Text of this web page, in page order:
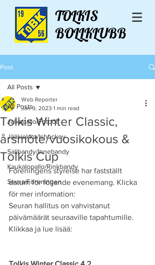
TOLKIS
BOLLKLUBB
Post
All Posts
Jalkapallo/Fotboll
Jääkiekko/Ishockey
Salibandy/Innebandy
Kaukalopallo/Rinkbandy
Seura/Föreningen
All Posts
Tolkis Winter Classic,
årsmöte/vuosikokous &
Tolkis Cup
Web Reporter
Jan 9, 2023 1 min read
Föreningens styrelse har fastställt
datum för följande evenemang. Klicka
för mer information:
Seuran hallitus on vahvistanut
päivämäärät seuraaville tapahtumille.
Klikkaa ja lue lisää: